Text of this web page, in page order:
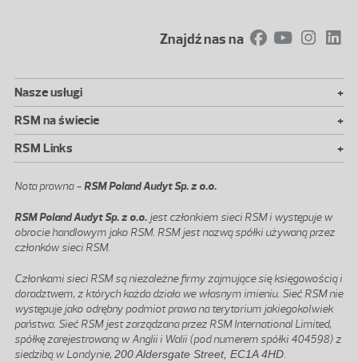
Znajdź nas na
Nasze usługi
+
RSM na świecie
+
RSM Links
+
Nota prawna -RSM Poland Audyt Sp. z o.o.
RSM Poland Audyt Sp. z o.o. jest członkiem sieci RSM i występuje w
obrocie handlowym jako RSM. RSM jest nazwą spółki używaną przez
członków sieci RSM.
Członkami sieci RSM są niezależne firmy zajmujące się księgowością i
doradztwem, z których każda działa we własnym imieniu. Sieć RSM nie
występuje jako odrębny podmiot prawa na terytorium jakiegokolwiek
państwa. Sieć RSM jest zarządzana przez RSM International Limited,
spółkę zarejestrowaną w Anglii i Walii (pod numerem spółki 404598) z
siedzibą w Londynie, 200 Aldersgate Street, EC1A 4HD.